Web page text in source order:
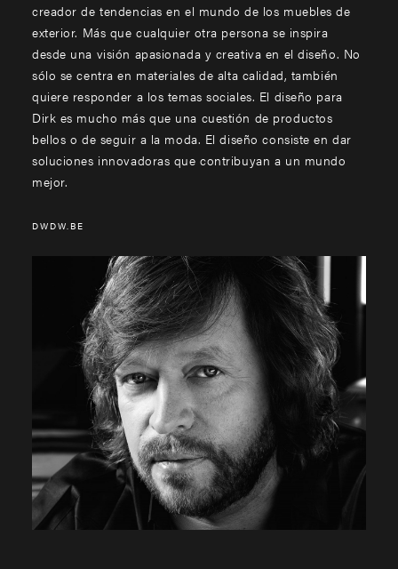
creador de tendencias en el mundo de los muebles de
exterior. Más que cualquier otra persona se inspira
desde una visión apasionada y creativa en el diseño. No
sólo se centra en materiales de alta calidad, también
quiere responder a los temas sociales. El diseño para
Dirk es mucho más que una cuestión de productos
bellos o de seguir a la moda. El diseño consiste en dar
soluciones innovadoras que contribuyan a un mundo
mejor.
DWDW.BE